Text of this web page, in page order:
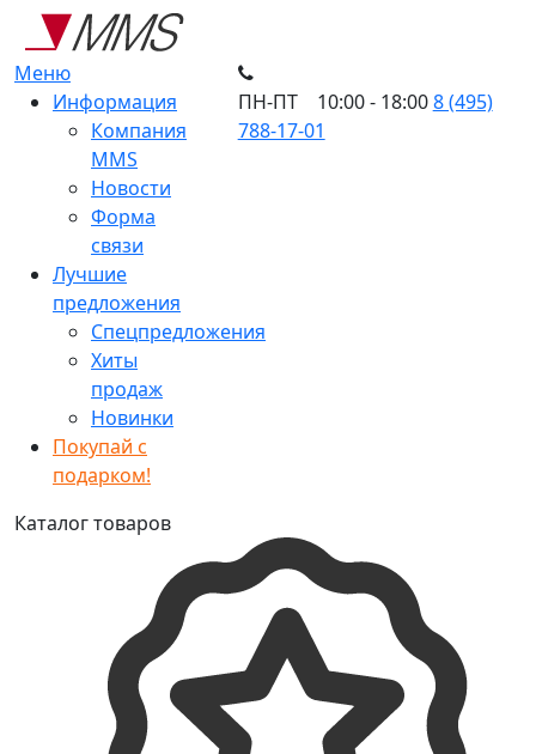
Меню
Информация
Компания
MMS
Новости
Форма
связи
Лучшие
предложения
Спецпредложения
Хиты
продаж
Новинки
Покупай с
подарком!
ПН-ПТ 10:00 - 18:008 (495)
788-17-01
Каталог товаров